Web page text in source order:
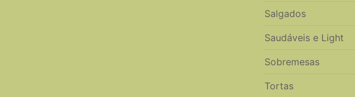
Salgados
Saudáveis e Light
Sobremesas
Tortas